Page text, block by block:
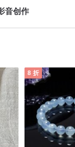
音创作
8 折